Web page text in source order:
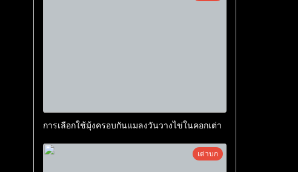
การเลือกใช้มุ้งครอบกันแมลงวันวางไข่ในคอกเต่า
เต่าบก